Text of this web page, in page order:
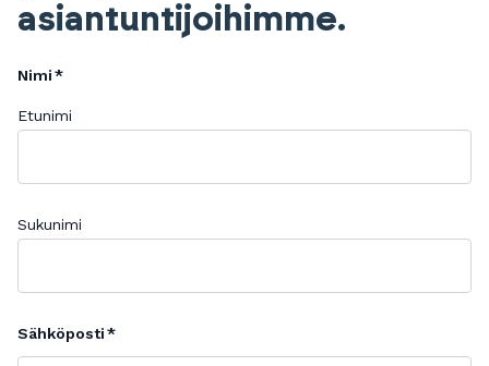
asiantuntijoihimme.
Nimi
Etunimi
Sukunimi
Sähköposti